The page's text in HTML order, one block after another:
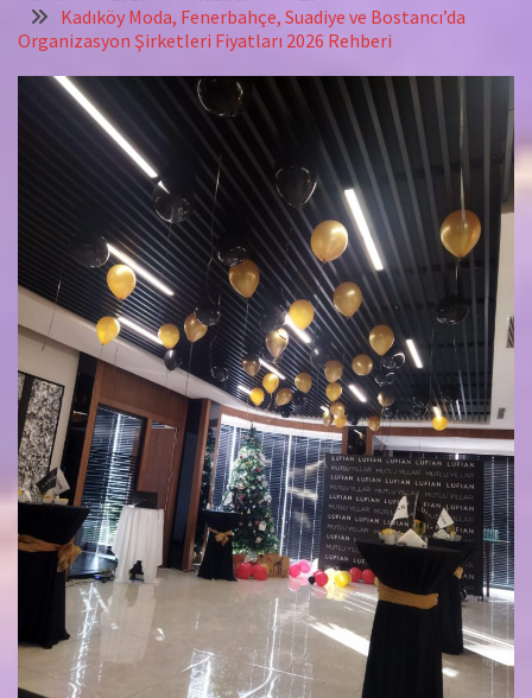
Kadıköy Moda, Fenerbahçe, Suadiye ve Bostancı’da
Organizasyon Şirketleri Fiyatları 2026 Rehberi